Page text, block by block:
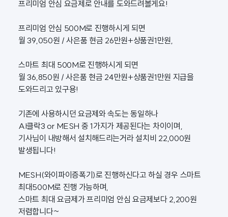
프리미엄 안심 요금제로 안내를 도와드려볼게요!
프리미엄 안심 500M로 진행하시게 되면
월 39,050원 / 사은품 현금 26만원+상품권1만원,
스마트 최대 500M로 진행하시게 되면
월 36,850원 / 사은품 현금 24만원+상품권1만원 지급을
도와드리고 있구용!
기존에 사용하시던 요금제와 속도는 동일하나
AI클락3 or MESH 중 1가지가 제공된다는 차이이며,
기사님이 내방해서 설치해드리는거라 설치비 22,000원
발생됩니다!
MESH(와이파이증폭기)로 진행하신다고 하실 경우 스마트
최대500M로 진행 가능하며,
스마트 최대 요금제가 프리미엄 안심 요금제보다 2,200원
저렴합니다~